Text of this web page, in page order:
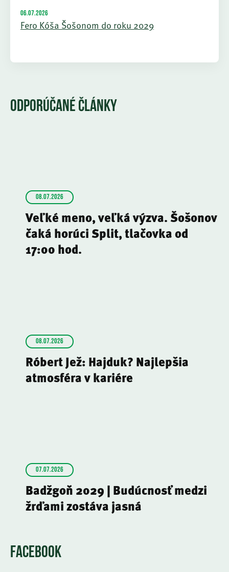
06.07.2026
Fero Kóša Šošonom do roku 2029
ODPORÚČANÉ ČLÁNKY
08.07.2026
Veľké meno, veľká výzva. Šošonov
čaká horúci Split, tlačovka od
17:00 hod.
08.07.2026
Róbert Jež: Hajduk? Najlepšia
atmosféra v kariére
07.07.2026
Badžgoň 2029 | Budúcnosť medzi
žrďami zostáva jasná
FACEBOOK